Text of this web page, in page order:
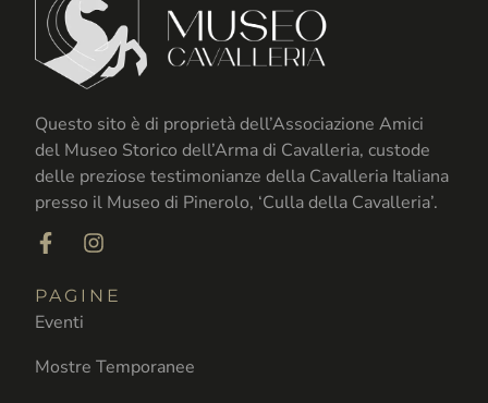
Questo sito è di proprietà dell’Associazione Amici
del Museo Storico dell’Arma di Cavalleria, custode
delle preziose testimonianze della Cavalleria Italiana
presso il Museo di Pinerolo, ‘Culla della Cavalleria’.
PAGINE
Eventi
Mostre Temporanee